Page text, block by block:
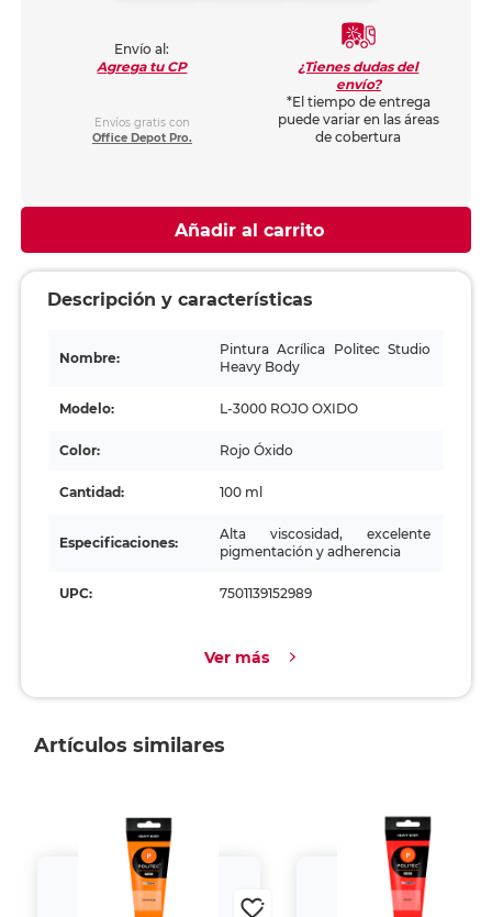
Envío al:
Agrega tu CP
Envíos gratis con
Office Depot Pro.
¿Tienes dudas del
envío?
*El tiempo de entrega
puede variar en las áreas
de cobertura
Añadir al carrito
Descripción y características
Nombre:
Pintura Acrílica Politec Studio
Heavy Body
Modelo: L-3000 ROJO OXIDO
Color: Rojo Óxido
Cantidad: 100 ml
Especificaciones:
Alta viscosidad, excelente
pigmentación y adherencia
UPC: 7501139152989
Ver más
Artículos similares